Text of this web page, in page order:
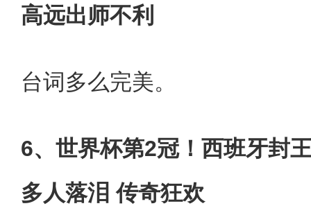
高远出师不利
台词多么完美。
6、世界杯第2冠！西班牙封
多人落泪 传奇狂欢